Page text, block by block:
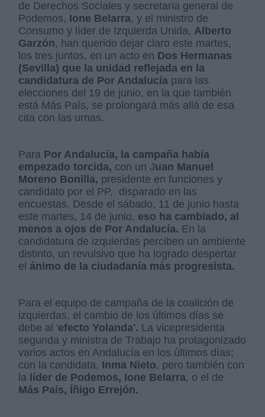
de Derechos Sociales y secretaria general de
Podemos, Ione Belarra, y el ministro de
Consumo y líder de Izquierda Unida, Alberto
Garzón, han querido dejar claro este martes,
los tres juntos, en un acto en Dos Hermanas
(Sevilla) que la unidad reflejada en la
candidatura de Por Andalucía para las
elecciones del 19 de junio, en la que también
está Más País, se prolongará más allá de esa
cita con las urnas.
Para Por Andalucía, la campaña había
empezado torcida, con un Juan Manuel
Moreno Bonilla, presidente en funciones y
candidato por el PP, disparado en las
encuestas. Desde el sábado, 11 de junio hasta
este martes, 14 de junio, eso ha cambiado, al
menos a ojos de Por Andalucía. En la
candidatura de izquierdas perciben un ambiente
distinto, un revulsivo que ha logrado despertar
el ánimo de la ciudadanía más progresista.
Para el equipo de campaña de la coalición de
izquierdas, el cambio de los últimos días se
debe al 'efecto Yolanda'. La vicepresidenta
segunda y ministra de Trabajo ha protagonizado
varios actos en Andalucía en los últimos días;
con la candidata, Inma Nieto, pero también con
la líder de Podemos, Ione Belarra, o el de
Más País, Íñigo Errejón.